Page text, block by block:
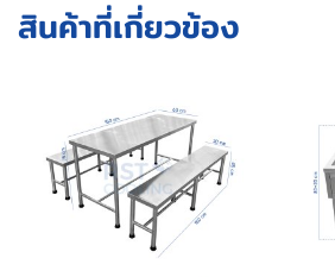
สินค้าที่เกี่ยวข้อง